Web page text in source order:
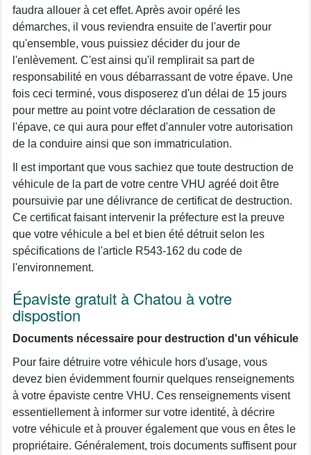
faudra allouer à cet effet. Après avoir opéré les
démarches, il vous reviendra ensuite de l'avertir pour
qu'ensemble, vous puissiez décider du jour de
l'enlèvement. C'est ainsi qu'il remplirait sa part de
responsabilité en vous débarrassant de votre épave. Une
fois ceci terminé, vous disposerez d'un délai de 15 jours
pour mettre au point votre déclaration de cessation de
l'épave, ce qui aura pour effet d'annuler votre autorisation
de la conduire ainsi que son immatriculation.
Il est important que vous sachiez que toute destruction de
véhicule de la part de votre centre VHU agréé doit être
poursuivie par une délivrance de certificat de destruction.
Ce certificat faisant intervenir la préfecture est la preuve
que votre véhicule a bel et bien été détruit selon les
spécifications de l'article R543-162 du code de
l'environnement.
Épaviste gratuit à Chatou à votre
dispostion
Documents nécessaire pour destruction d'un véhicule
Pour faire détruire votre véhicule hors d'usage, vous
devez bien évidemment fournir quelques renseignements
à votre épaviste centre VHU. Ces renseignements visent
essentiellement à informer sur votre identité, à décrire
votre véhicule et à prouver également que vous en êtes le
propriétaire. Généralement, trois documents suffisent pour